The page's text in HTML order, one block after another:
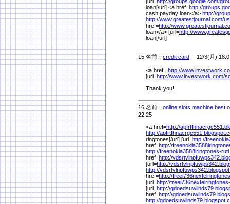
loan[/url] <a href=http://
cash payday loan</a> http://
http://www.greatestjournal.com/
href=http://
loan</a> [url=http://
loan[/url]
15 名前： credit card 12/3(月)
<a href= http://
[url=http://www.investwork.com/
Thank you!
16 名前： online slots machine best
22:25
<a href=http://
http://
ringtones[/url] [url=http://
href=http://
http://freenokia3588iringtones-
href=http://
[url=http://
http://
href=http://
[url=http://
[url=http://
href=http://
http://